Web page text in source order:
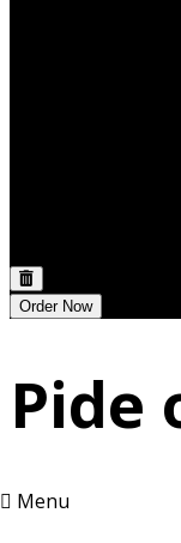
Order Now
Pide
Menu